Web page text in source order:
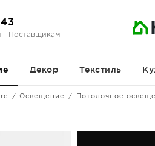
Поставщикам
Декор Текстиль
Освещение Потолочное